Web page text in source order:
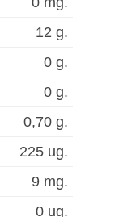
12 g.
0 g.
0 g.
0,70 g.
225 ug.
9 mg.
0 ug.